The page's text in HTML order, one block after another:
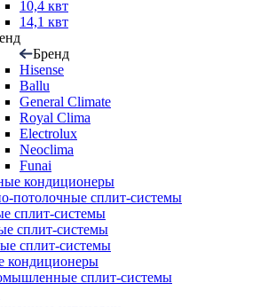
10,4 квт
14,1 квт
Бренд
Hisense
Ballu
General Climate
Royal Clima
Electrolux
Neoclima
Funai
кондиционеры
потолоч​ные ​сплит-системы
​​сплит-системы
сплит-системы
сплит-системы
кондиционеры
сплит-системы